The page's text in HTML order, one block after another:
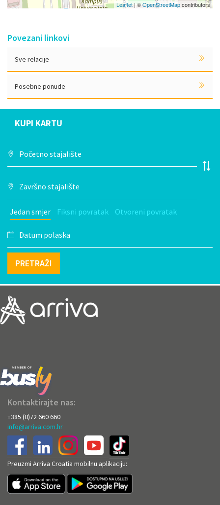
Leaflet | ©OpenStreetMapcontributors
Povezani linkovi
Sve relacije
Posebne ponude
KUPI KARTU
Jedan smjer Fiksni povratak Otvoreni povratak
PRETRAŽI
Kontaktirajte nas:
+385 (0)72 660 660
info@arriva.com.hr
Preuzmi Arriva Croatia mobilnu aplikaciju: